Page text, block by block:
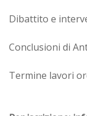
Dibattito e
Conclusioni di
Termine lavori